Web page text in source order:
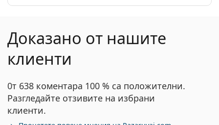
Доказано от нашите
клиенти
0т 638 коментара 100 % са положителни.
Разгледайте отзивите на избрани
клиенти.